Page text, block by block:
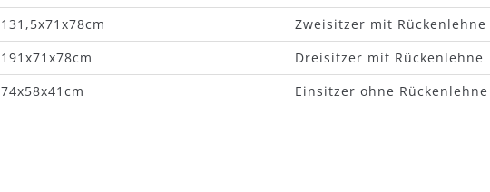
131,5x71x78cm
Zweisitzer mit Rückenlehne
191x71x78cm
Dreisitzer mit Rückenlehne
74x58x41cm Einsitzer ohne Rückenlehne